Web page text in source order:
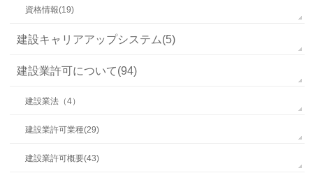
資格情報(19)
建設キャリアアップシステム(5)
建設業許可について(94)
建設業法（4）
建設業許可業種(29)
建設業許可概要(43)